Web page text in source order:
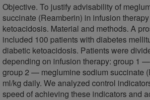
Objective. To justify advisability of
succinate (Reamberin) in infusion
ketoacidosis. Material and methods. A
included 100 patients with diabetes
diabetic ketoacidosis. Patients were
depending on infusion therapy: group 1
group 2 — meglumine sodium succinate
ml/kg daily. We analyzed control
speed of achieving these indicators and